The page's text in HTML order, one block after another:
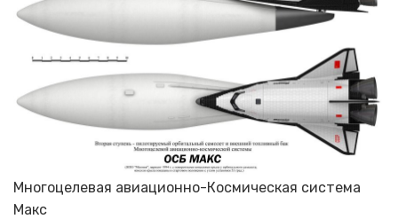
Многоцелевая авиационно-Космическая система
Макс